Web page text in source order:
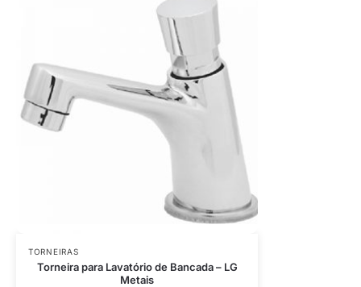
TORNEIRAS
Torneira para Lavatório de Bancada – LG
Metais